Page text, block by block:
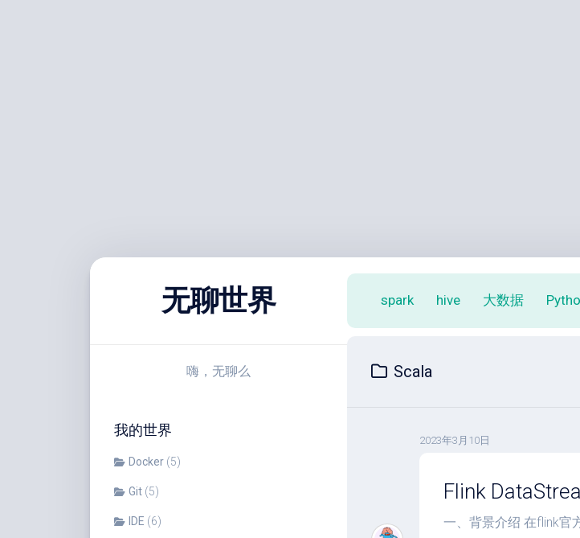
无聊世界
嗨，无聊么
我的世界
Docker (5)
Git (5)
IDE (6)
spark hive 大数据
Scala
2023年3月10日
Flink
一、背景介绍 在flink官